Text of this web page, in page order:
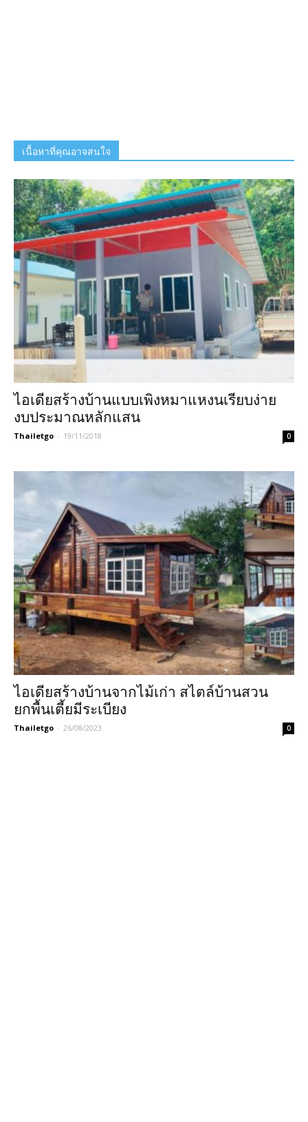
เนื้อหาที่คุณอาจสนใจ
ไอเดียสร้างบ้านแบบเพิงหมาแหงนเรียบง่าย
งบประมาณหลักแสน
Thailetgo - 19/11/2018 0
ไอเดียสร้างบ้านจากไม้เก่า สไตล์บ้านสวน
ยกพื้นเตี้ยมีระเบียง
Thailetgo - 26/08/2023 0